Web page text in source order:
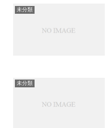
未分類
未分類